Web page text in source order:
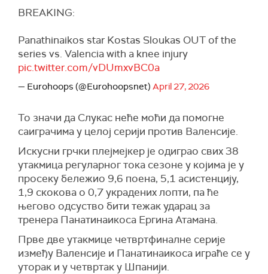
BREAKING:
Panathinaikos star Kostas Sloukas OUT of the
series vs. Valencia with a knee injury
pic.twitter.com/vDUmxvBC0a
— Eurohoops (@Eurohoopsnet) April 27, 2026
То значи да Слукас неће моћи да помогне
саиграчима у целој серији против Валенсије.
Искусни грчки плејмејкер је одиграо свих 38
утакмица регуларног тока сезоне у којима је у
просеку бележио 9,6 поена, 5,1 асистенцију,
1,9 скокова о 0,7 украдених лопти, па ће
његово одсуство бити тежак ударац за
тренера Панатинаикоса Ергина Атамана.
Прве две утакмице четвртфиналне серије
између Валенсије и Панатинаикоса играће се у
уторак и у четвртак у Шпанији.